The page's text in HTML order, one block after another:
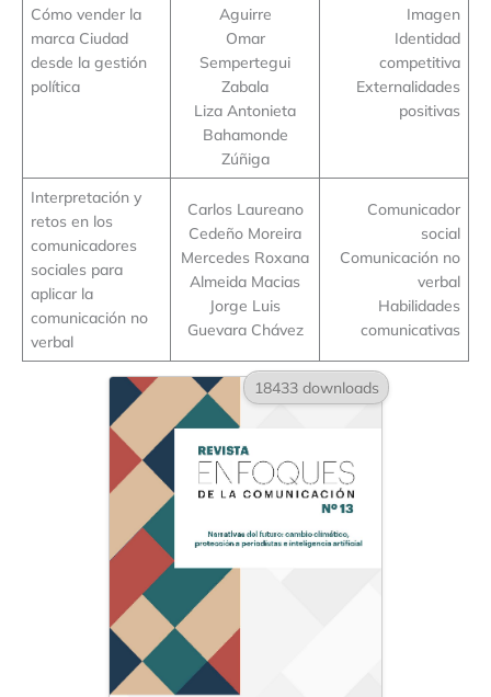
Cómo vender la
marca Ciudad
desde la gestión
política
Aguirre
Omar
Sempertegui
Zabala
Liza Antonieta
Bahamonde
Zúñiga
Imagen
Identidad
competitiva
Externalidades
positivas
Interpretación y
retos en los
comunicadores
sociales para
aplicar la
comunicación no
verbal
Carlos Laureano
Cedeño Moreira
Mercedes Roxana
Almeida Macias
Jorge Luis
Guevara Chávez
Comunicador
social
Comunicación no
verbal
Habilidades
comunicativas
18433 downloads